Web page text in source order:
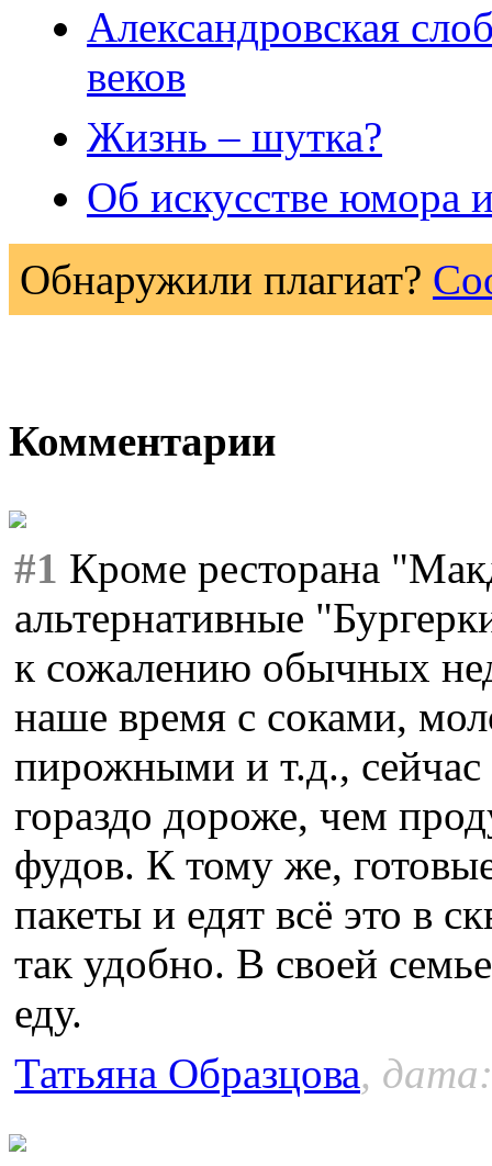
Александровская
веков
Жизнь – шутка?
Об искусстве юмора
Обнаружили плагиат?
Комментарии
#1 Кроме ресторана
альтернативные
к сожалению обычных
наше время с соками,
пирожными и т.д., сейчас
гораздо дороже, чем
фудов. К тому же,
пакеты и едят всё это в
так удобно. В своей
еду.
Татьяна Образцова,